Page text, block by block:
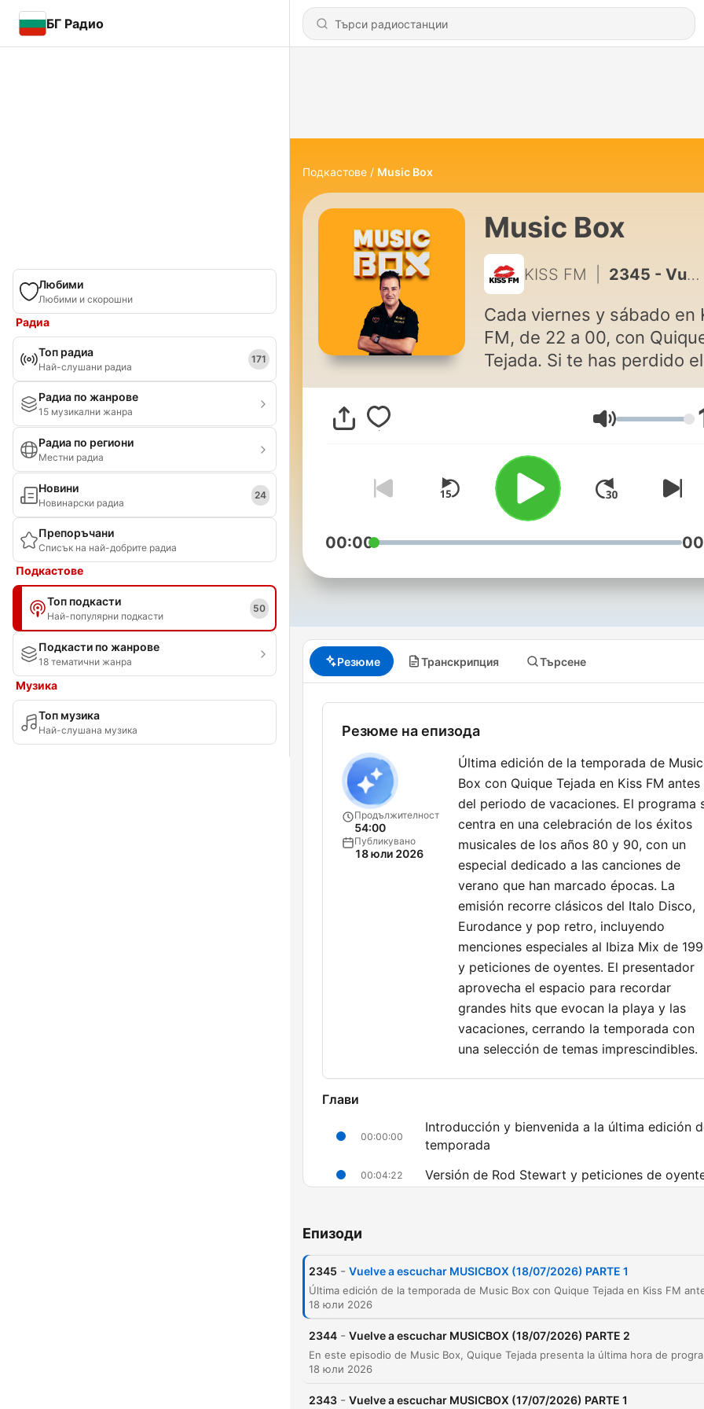
БГ Радио
Любими
Любими и скорошни
Радиа
Топ радиа
Най-слушани радиа
171
Радиа по жанрове
15 музикални жанра
Радиа по региони
Местни радиа
Новини
Новинарски радиа
24
Препоръчани
Списък на най-добрите радиа
Подкастове
Топ подкасти
Най-популярни подкасти
50
Подкасти по жанрове
18 тематични жанра
Музика
Топ музика
Най-слушана музика
Подкастове Music Box
Music Box
KISS FM 2345 - Vuelve a escuchar MUSICBOX (18/07/2026) PARTE 1
Cada viernes y sábado en
FM, de 22 a 00, con
Tejada. Si te has perdido el
programa o quieres volver
escucharlo, aquí lo tienes
Сила на звука
00:00
Резюме Транскрипция Търсене
Резюме на епизода
Продължителност
54:00
Публикувано
18 юли 2026
Última edición de la temporada de Music
Box con Quique Tejada en Kiss FM antes
del periodo de vacaciones. El programa
centra en una celebración de los éxitos
musicales de los años 80 y 90, con un
especial dedicado a las canciones de
verano que han marcado épocas. La
emisión recorre clásicos del Italo Disco,
Eurodance y pop retro, incluyendo
menciones especiales al Ibiza Mix de
y peticiones de oyentes. El presentador
aprovecha el espacio para recordar
grandes hits que evocan la playa y las
vacaciones, cerrando la temporada con
una selección de temas imprescindibles.
Глави
00:00:00
Introducción y bienvenida a la última edición
temporada
00:04:22 Versión de Rod Stewart y peticiones de
00:14:42
00:19:23 Bloque de éxitos disco: Boney M y Gloria
00:23:48
00:27:15 Especial canciones de verano de los años 80
00:37:42
00:44:08 Himnos de verano y cierre del programa
Епизоди
2345 - Vuelve a escuchar MUSICBOX (18/07/2026) PARTE 1
18 юли 2026
2344 - Vuelve a escuchar MUSICBOX (18/07/2026) PARTE 2
18 юли 2026
2343 - Vuelve a escuchar MUSICBOX (17/07/2026) PARTE 1